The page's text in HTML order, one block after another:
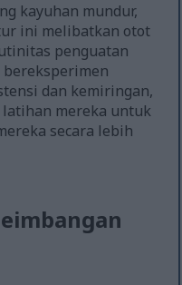
kayuhan mundur,
ini melibatkan otot
penguatan
dan kemiringan,
mereka untuk
secara lebih